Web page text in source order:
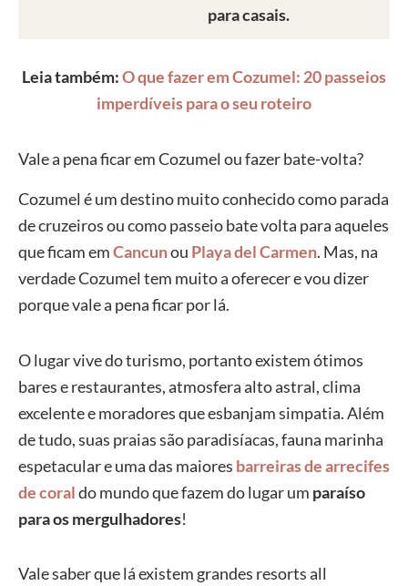
para casais.
Leia também:O que fazer em Cozumel: 20 passeios
imperdíveis para o seu roteiro
Vale a pena ficar em Cozumel ou fazer bate-volta?
Cozumel é um destino muito conhecido como parada
de cruzeiros ou como passeio bate volta para aqueles
que ficam emCancunou Playa del Carmen. Mas, na
verdade Cozumel tem muito a oferecer e vou dizer
porque vale a pena ficar por lá.
O lugar vive do turismo, portanto existem ótimos
bares e restaurantes, atmosfera alto astral, clima
excelente e moradores que esbanjam simpatia. Além
de tudo, suas praias são paradisíacas, fauna marinha
espetacular e uma das maiores barreiras de arrecifes
de coraldo mundo que fazem do lugar um paraíso
para os mergulhadores!
Vale saber que lá existem grandes resorts all